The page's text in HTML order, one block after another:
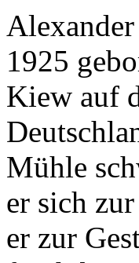
1925
Kiew auf
Mühle
er sich
er zur